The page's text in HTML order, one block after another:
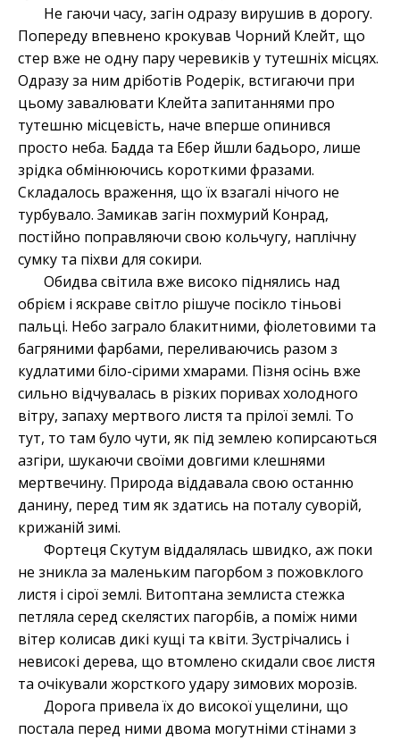
Не гаючи часу, загін одразу вирушив в дорогу.
Попереду впевнено крокував Чорний Клейт, що
стер вже не одну пару черевиків у тутешніх місцях.
Одразу за ним дріботів Родерік, встигаючи при
цьому завалювати Клейта запитаннями про
тутешню місцевість, наче вперше опинився
просто неба. Бадда та Ебер йшли бадьоро, лише
зрідка обмінюючись короткими фразами.
Складалось враження, що їх взагалі нічого не
турбувало. Замикав загін похмурий Конрад,
постійно поправляючи свою кольчугу, наплічну
сумку та піхви для сокири.
Обидва світила вже високо піднялись над
обрієм і яскраве світло рішуче посікло тіньові
пальці. Небо заграло блакитними, фіолетовими та
багряними фарбами, переливаючись разом з
кудлатими біло-сірими хмарами. Пізня осінь вже
сильно відчувалась в різких поривах холодного
вітру, запаху мертвого листя та прілої землі. То
тут, то там було чути, як під землею копирсаються
азгіри, шукаючи своїми довгими клешнями
мертвечину. Природа віддавала свою останню
данину, перед тим як здатись на поталу суворій,
крижаній зимі.
Фортеця Скутум віддалялась швидко, аж поки
не зникла за маленьким пагорбом з пожовклого
листя і сірої землі. Витоптана землиста стежка
петляла серед скелястих пагорбів, а поміж ними
вітер колисав дикі кущі та квіти. Зустрічались і
невисокі дерева, що втомлено скидали своє листя
та очікували жорсткого удару зимових морозів.
Дорога привела їх до високої ущелини, що
постала перед ними двома могутніми стінами з